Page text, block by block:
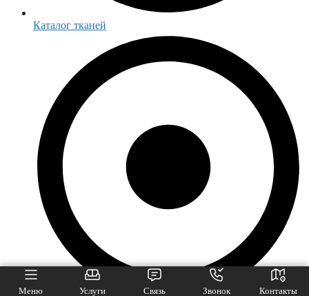
Меню Услуги Связь Звонок Контакты
Каталог тканей